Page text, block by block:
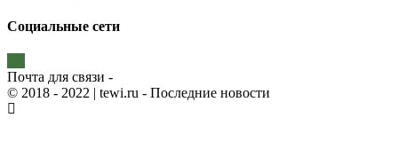
Социальные сети
Почта для связи -
© 2018 - 2022 | tewi.ru - Последние новости